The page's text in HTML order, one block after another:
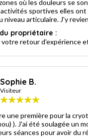
où les douleurs se
ont disparues
niveau articulaire. J'y
propriétaire :
retour d'expérience
Sophie B.
Visiteur
mais il me
séances pour avoir du